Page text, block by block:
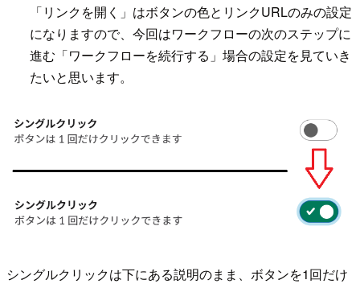
「リンクを開く」はボタンの色とリンクURLのみの設定
になりますので、今回はワークフローの次のステップに
進む「ワークフローを続行する」場合の設定を見ていき
たいと思います。
シングルクリックは下にある説明のまま、ボタンを1回だけ